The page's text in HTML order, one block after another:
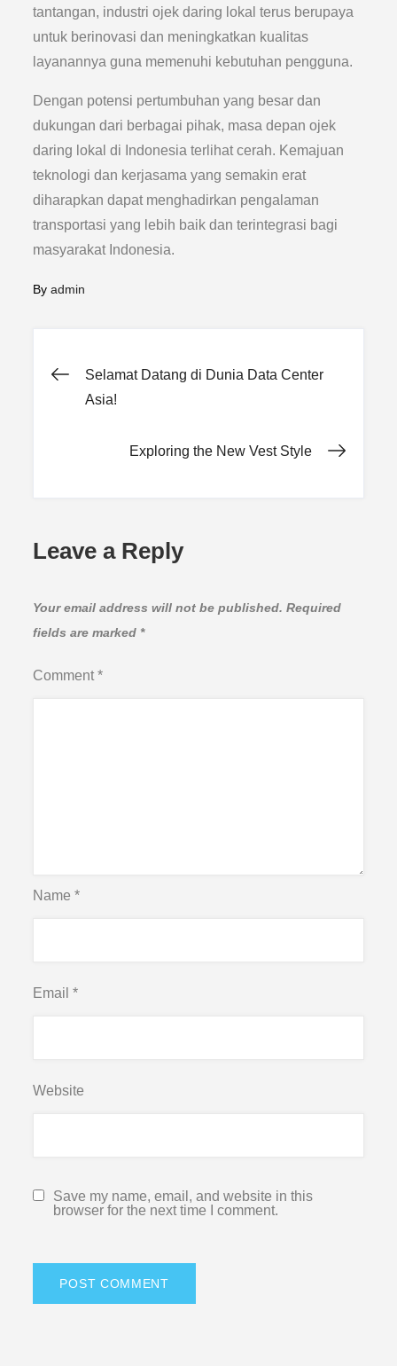
tantangan, industri ojek daring lokal terus berupaya
untuk berinovasi dan meningkatkan kualitas
layanannya guna memenuhi kebutuhan pengguna.
Dengan potensi pertumbuhan yang besar dan
dukungan dari berbagai pihak, masa depan ojek
daring lokal di Indonesia terlihat cerah. Kemajuan
teknologi dan kerjasama yang semakin erat
diharapkan dapat menghadirkan pengalaman
transportasi yang lebih baik dan terintegrasi bagi
masyarakat Indonesia.
Byadmin
Post
Selamat Datang di Dunia Data Center
Asia!
Exploring the New Vest Style
Leave a Reply
Your email address will not be published. Required
fields are marked *
Comment*
Name*
Email*
Website
Save my name, email, and website in this
browser for the next time I comment.